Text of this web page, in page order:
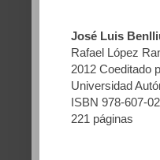
José Luis
Rafael López
2012 Coeditado
Universidad
ISBN 978-607-
221 páginas